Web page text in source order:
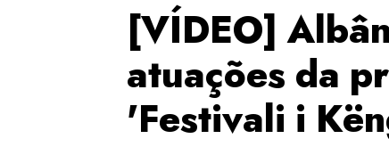
[VÍDEO]
atuações da
'Festivali i